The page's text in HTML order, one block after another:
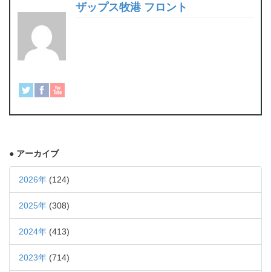
ザップス牧港 フロント
● アーカイブ
2026年 (124)
2025年 (308)
2024年 (413)
2023年 (714)